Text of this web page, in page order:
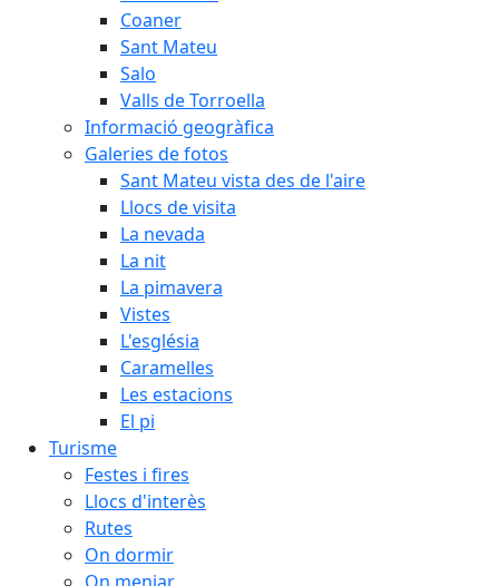
Coaner
Sant Mateu
Salo
Valls de Torroella
Informació geogràfica
Galeries de fotos
Sant Mateu vista des de l'aire
Llocs de visita
La nevada
La nit
La pimavera
Vistes
L'església
Caramelles
Les estacions
El pi
Turisme
Festes i fires
Llocs d'interès
Rutes
On dormir